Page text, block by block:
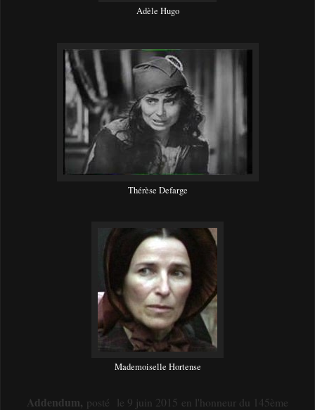
Adèle Hugo
Thérèse Defarge
Mademoiselle Hortense
Addendum, posté le 9 juin 2015 en l'honneur du 145ème